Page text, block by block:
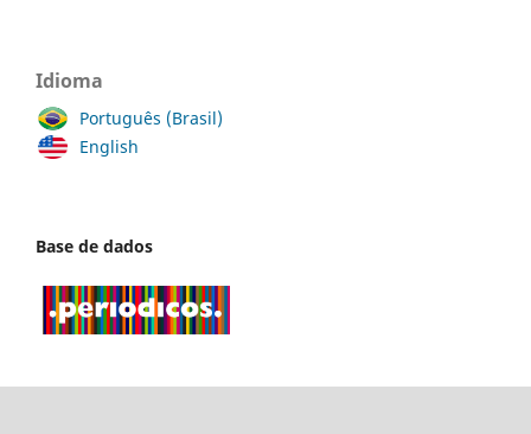
Idioma
Português (Brasil)
English
Base de dados